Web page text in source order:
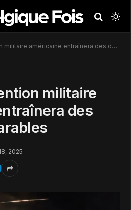
américaine entraînera des dégâts irréparables
militaire
des
2025